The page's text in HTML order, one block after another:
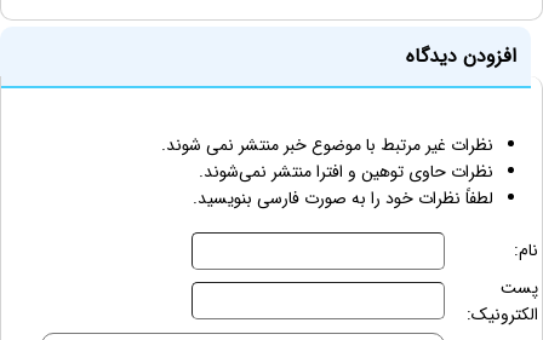
افزودن دیدگاه
نظرات غیر مرتبط با موضوع خبر منتشر نمی شوند.
نظرات حاوی توهین و افترا منتشر نمی‌شوند.
لطفاً نظرات خود را به صورت فارسی بنویسید.
نام:
پست
الکترونیک: